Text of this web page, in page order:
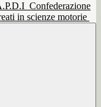
Confederazione
in scienze motorie